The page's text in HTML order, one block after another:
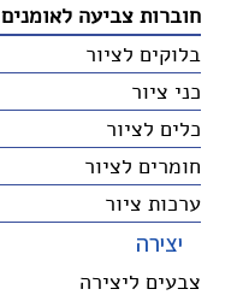
חוברות צביעה לאומנים
בלוקים לציור
כני ציור
כלים לציור
חומרים לציור
ערכות ציור
יצירה
צבעים ליצירה